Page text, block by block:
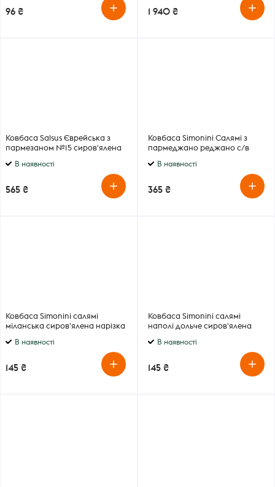
96 ₴ 1 940 ₴
Ковбаса Salsus Єврейська з
пармезаном №15 сиров'ялена
В наявності
565 ₴
Ковбаса Simonini Салямі з
пармеджано реджано с/в
В наявності
365 ₴
Ковбаса Simonini салямі
міланська сиров'ялена нарізка
В наявності
145 ₴
Ковбаса Simonini салямі
наполі дольче сиров'ялена
В наявності
145 ₴